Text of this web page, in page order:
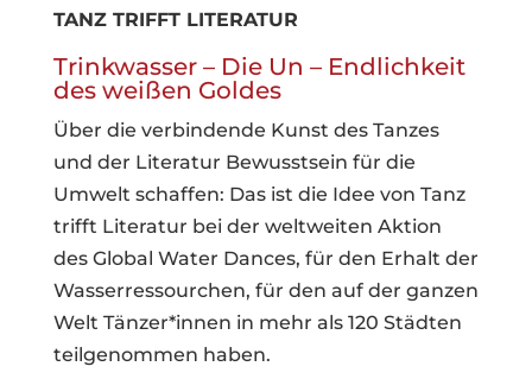
TANZ TRIFFT LITERATUR
Trinkwasser – Die Un – Endlichkeit
des weißen Goldes
Über die verbindende Kunst des Tanzes
und der Literatur Bewusstsein für die
Umwelt schaffen: Das ist die Idee von Tanz
trifft Literatur bei der weltweiten Aktion
des Global Water Dances, für den Erhalt der
Wasserressourchen, für den auf der ganzen
Welt Tänzer*innen in mehr als 120 Städten
teilgenommen haben.